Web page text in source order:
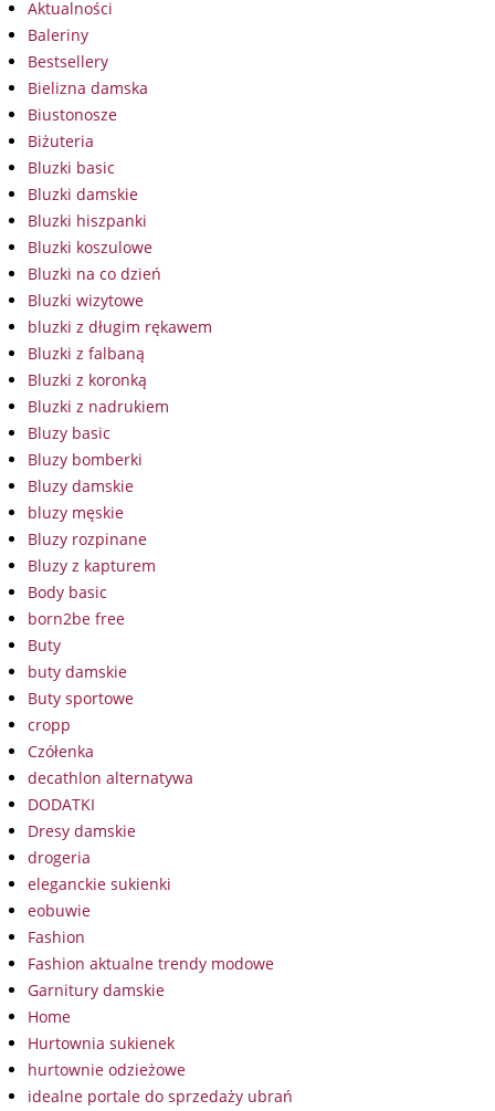
Aktualności
Baleriny
Bestsellery
Bielizna damska
Biustonosze
Biżuteria
Bluzki basic
Bluzki damskie
Bluzki hiszpanki
Bluzki koszulowe
Bluzki na co dzień
Bluzki wizytowe
bluzki z długim rękawem
Bluzki z falbaną
Bluzki z koronką
Bluzki z nadrukiem
Bluzy basic
Bluzy bomberki
Bluzy damskie
bluzy męskie
Bluzy rozpinane
Bluzy z kapturem
Body basic
born2be free
Buty
buty damskie
Buty sportowe
cropp
Czółenka
decathlon alternatywa
DODATKI
Dresy damskie
drogeria
eleganckie sukienki
eobuwie
Fashion
Fashion aktualne trendy modowe
Garnitury damskie
Home
Hurtownia sukienek
hurtownie odzieżowe
idealne portale do sprzedaży ubrań